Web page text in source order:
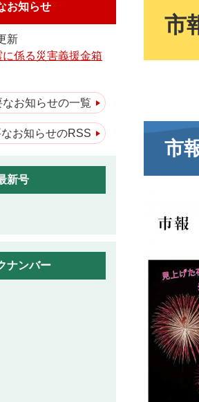
市
市
お知らせ
新
係る災害義援金箱
なお知らせの一覧
お知らせのRSS
新号
ナンバー